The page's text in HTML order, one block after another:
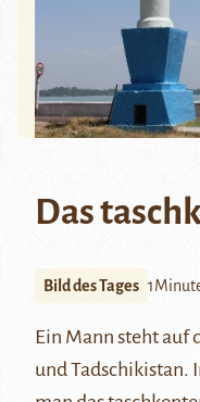
Das
Bild des Tages
Ein Mann steht auf
und Tadschikistan.